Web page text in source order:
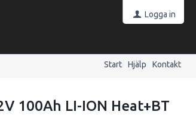
Logga in
Start Hjälp Kontakt
100Ah LI-ION Heat+BT